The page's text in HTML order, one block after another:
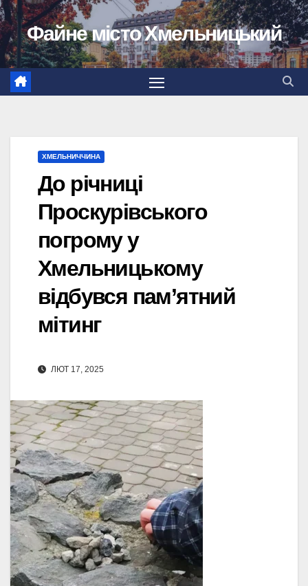
Перейти
до
вмісту
Файне місто Хмельницький
ХМЕЛЬНИЧЧИНА
До річниці
Проскурівського
погрому у
Хмельницькому
відбувся пам’ятний
мітинг
ЛЮТ 17, 2025